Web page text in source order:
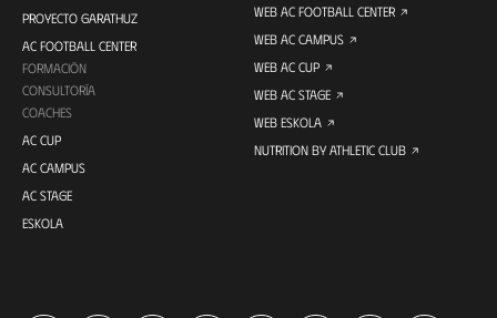
PROYECTO GARATHUZ
AC FOOTBALL CENTER
FORMACIÓN
CONSULTORÍA
COACHES
AC CUP
AC CAMPUS
AC STAGE
ESKOLA
WEB AC FOOTBALL CENTER
WEB AC CAMPUS
WEB AC CUP
WEB AC STAGE
WEB ESKOLA
NUTRITION BY ATHLETIC CLUB